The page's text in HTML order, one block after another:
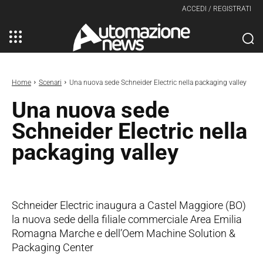
ACCEDI / REGISTRATI
Home Scenari Una nuova sede Schneider Electric nella packaging valley
Una nuova sede
Schneider Electric nella
packaging valley
Schneider Electric inaugura a Castel Maggiore (BO)
la nuova sede della filiale commerciale Area Emilia
Romagna Marche e dell’Oem Machine Solution &
Packaging Center